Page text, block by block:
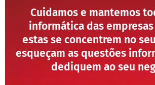
Cuidamos e mantemos
informática das
estas se concentrem no
esqueçam as questões
dediquem ao seu